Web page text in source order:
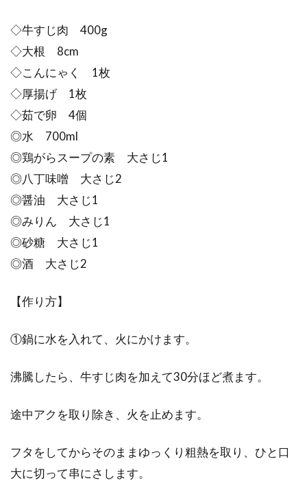
◇牛すじ肉 400g
◇大根 8cm
◇こんにゃく 1枚
◇厚揚げ 1枚
◇茹で卵 4個
◎水 700ml
◎鶏がらスープの素 大さじ1
◎八丁味噌 大さじ2
◎醤油 大さじ1
◎みりん 大さじ1
◎砂糖 大さじ1
◎酒 大さじ2
【作り方】
①鍋に水を入れて、火にかけます。
沸騰したら、牛すじ肉を加えて30分ほど煮ます。
途中アクを取り除き、火を止めます。
フタをしてからそのままゆっくり粗熱を取り、ひと口
大に切って串にさします。